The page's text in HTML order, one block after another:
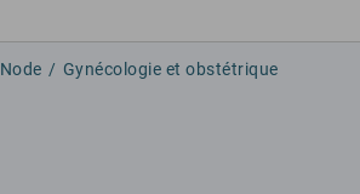
Node Gynécologie et obstétrique